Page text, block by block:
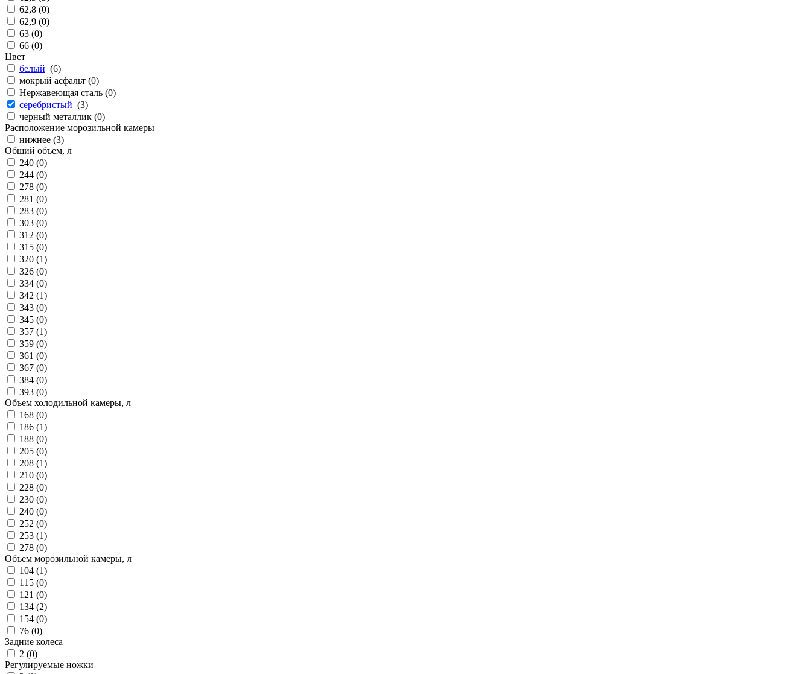
62,8 (0)
62,9 (0)
63 (0)
66 (0)
Цвет
белый (6)
мокрый асфальт (0)
Нержавеющая сталь (0)
серебристый (3)
черный металлик (0)
Расположение морозильной камеры
нижнее (3)
Общий объем, л
240 (0)
244 (0)
278 (0)
281 (0)
283 (0)
303 (0)
312 (0)
315 (0)
320 (1)
326 (0)
334 (0)
342 (1)
343 (0)
345 (0)
357 (1)
359 (0)
361 (0)
367 (0)
384 (0)
393 (0)
Объем холодильной камеры, л
168 (0)
186 (1)
188 (0)
205 (0)
208 (1)
210 (0)
228 (0)
230 (0)
240 (0)
252 (0)
253 (1)
278 (0)
Объем морозильной камеры, л
104 (1)
115 (0)
121 (0)
134 (2)
154 (0)
76 (0)
Задние колеса
2 (0)
Регулируемые ножки